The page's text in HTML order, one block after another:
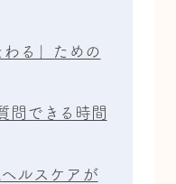
わる」ための
問できる時間
ルスケアが